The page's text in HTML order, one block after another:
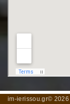
im-ierissou.gr© 2026